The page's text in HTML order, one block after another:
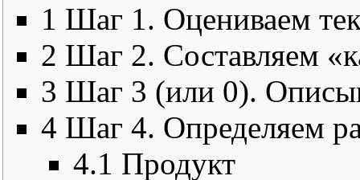
1 Шаг 1. Оцениваем
2 Шаг 2. Составляем
3 Шаг 3 (или 0).
4 Шаг 4. Определяем
4.1 Продукт